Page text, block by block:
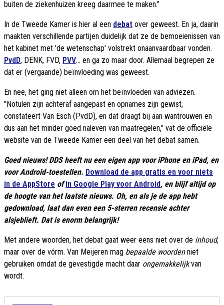
buiten de ziekenhuizen kreeg daarmee te maken."
In de Tweede Kamer is hier al een debat over geweest. En ja, daarin
maakten verschillende partijen duidelijk dat ze de bemoeienissen van
het kabinet met 'de wetenschap' volstrekt onaanvaardbaar vonden.
PvdD, DENK, FVD, PVV... en ga zo maar door. Allemaal begrepen ze
dat er (vergaande) beïnvloeding was geweest.
En nee, het ging niet alleen om het beïnvloeden van adviezen.
"Notulen zijn achteraf aangepast en opnames zijn gewist,
constateert Van Esch (PvdD), en dat draagt bij aan wantrouwen en
dus aan het minder goed naleven van maatregelen," vat de officiële
website van de Tweede Kamer een deel van het debat samen.
Goed nieuws! DDS heeft nu een eigen app voor iPhone en iPad, en
voor Android-toestellen. Download de app gratis en voor niets
in de AppStore ofin Google Play voor Android, en blijf altijd op
de hoogte van het laatste nieuws. Oh, en als je de app hebt
gedownload, laat dan even een 5-sterren recensie achter
alsjeblieft. Dat is enorm belangrijk!
Met andere woorden, het debat gaat weer eens niet over de inhoud,
maar over de vórm. Van Meijeren mag bepaalde woordenniet
gebruiken omdat de gevestigde macht daar ongemakkelijkvan
wordt.